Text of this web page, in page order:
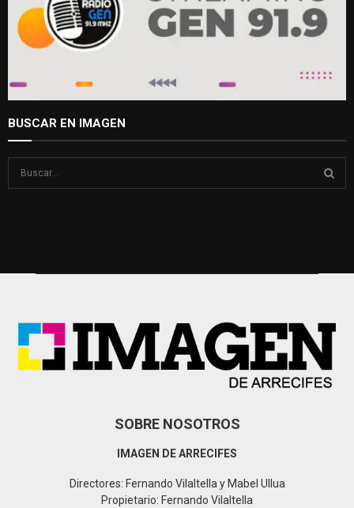
BUSCAR EN IMAGEN
SOBRE NOSOTROS
IMAGEN DE ARRECIFES
Directores: Fernando Vilaltella y Mabel Ullua
Propietario: Fernando Vilaltella